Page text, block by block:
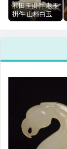
和田玉掛件 老玉
掛件 山料白玉
玉獸 文玩古玉